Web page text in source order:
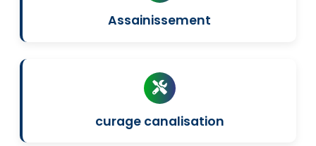
Assainissement
curage canalisation